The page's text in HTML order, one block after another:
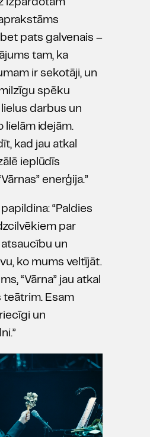
izpārdotām
pats galvenais –
tam, ka
ir sekotāji, un
spēku
darbus un
lielām idejām.
kad jau atkal
ieplūdīs
enerģija.”
“Paldies
par
un
ko mums veltījāt.
“Vārna” jau atkal
teātrim. Esam
un